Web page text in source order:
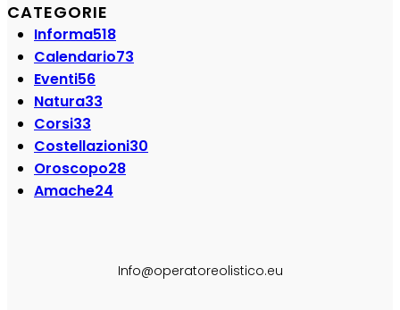
CATEGORIE
Informa518
Calendario73
Eventi56
Natura33
Corsi33
Costellazioni30
Oroscopo28
Amache24
Info@operatoreolistico.eu